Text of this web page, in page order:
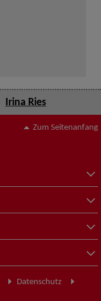
Irina Ries
Zum Seitenanfang
Datenschutz